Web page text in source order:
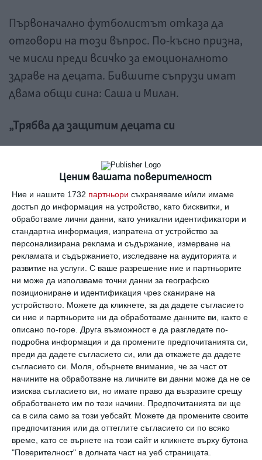
Ценим вашата поверителност
Ние и нашите 1732 партньори съхраняваме и/или имаме
достъп до информация на устройство, като бисквитки, и
обработваме лични данни, като уникални идентификатори и
стандартна информация, изпратена от устройство за
персонализирана реклама и съдържание, измерване на
рекламата и съдържанието, изследване на аудиторията и
развитие на услуги. С ваше разрешение ние и партньорите
ни може да използваме точни данни за географско
позициониране и идентификация чрез сканиране на
устройството. Можете да кликнете, за да дадете съгласието
си ние и партньорите ни да обработваме данните ви, както е
описано по-горе. Друга възможност е да разгледате по-
подробна информация и да промените предпочитанията си,
преди да дадете съгласието си, или да откажете да дадете
съгласието си.
Моля, обърнете внимание, че за част от
начините на обработване на личните ви данни може да не се
изисква съгласието ви, но имате право да възразите срещу
обработването им по тези начини. Предпочитанията ви ще
са в сила само за този уебсайт. Можете да промените своите
предпочитания или да оттеглите съгласието си по всяко
време, като се върнете на този сайт и кликнете върху бутона
"Поверителност" в долната част на уеб страницата.
Първоначално футболистът отказа да
отговори на този въпрос. По-късно призна,
че мисли преди всичко за емоционалното
здраве на децата. Бившите съпрузи имат
двама общи сина: Саша и Милан.
„Трябва да защитим децата си
Всеки си решава сам за себе си. Не искам да
говоря повече. Просто искам децата ми да са
добре. Винаги съм имал близки отношения
със синовете си. Нищо не ме прави по-
щастлив от факта, че те са щастливи“
призна той.